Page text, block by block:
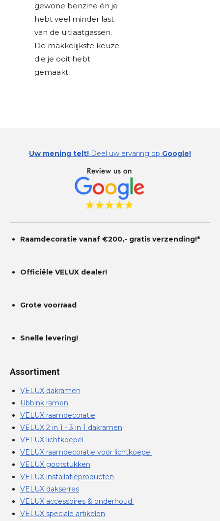
gewone benzine én je
hebt veel minder last
van de uitlaatgassen.
De makkelijkste keuze
die je ooit hebt
gemaakt.
Uw mening telt! Deel uw ervaring op Google!
Raamdecoratie vanaf €200,- gratis verzending!*
Officiële VELUX dealer!
Grote voorraad
Snelle levering!
Assortiment
VELUX dakramen
Ubbink ramen
VELUX raamdecoratie
VELUX 2 in 1 - 3 in 1 dakramen
VELUX lichtkoepel
VELUX raamdecoratie voor lichtkoepel
VELUX gootstukken
VELUX installatieproducten
VELUX dakserres
VELUX accessoires & onderhoud
VELUX speciale artikelen